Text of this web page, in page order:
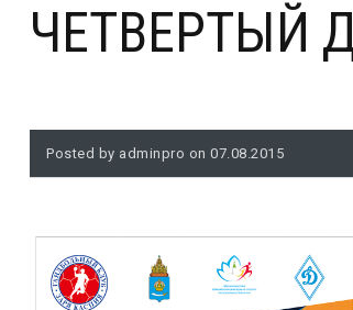
ЧЕТВЕРТЫЙ
Posted by adminpro on 07.08.2015